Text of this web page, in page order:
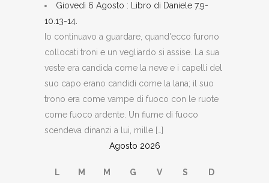
Giovedì 6 Agosto : Libro di Daniele 7,9-
10.13-14.
Io continuavo a guardare, quand'ecco furono
collocati troni e un vegliardo si assise. La sua
veste era candida come la neve e i capelli del
suo capo erano candidi come la lana; il suo
trono era come vampe di fuoco con le ruote
come fuoco ardente. Un fiume di fuoco
scendeva dinanzi a lui, mille […]
Agosto 2026
L M M G V S
D